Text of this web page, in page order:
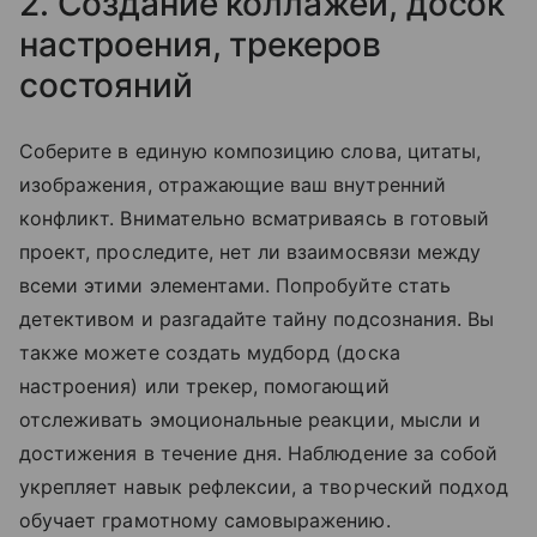
настроения, трекеров
состояний
Соберите в единую композицию слова, цитаты,
изображения, отражающие ваш внутренний
конфликт. Внимательно всматриваясь в готовый
проект, проследите, нет ли взаимосвязи между
всеми этими элементами. Попробуйте стать
детективом и разгадайте тайну подсознания. Вы
также можете создать мудборд (доска
настроения) или трекер, помогающий
отслеживать эмоциональные реакции, мысли и
достижения в течение дня. Наблюдение за собой
укрепляет навык рефлексии, а творческий подход
обучает грамотному самовыражению.